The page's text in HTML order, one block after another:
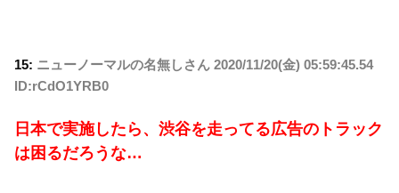
15: ニューノーマルの名無しさん 2020/11/20(金) 05:59:45.54
ID:rCdO1YRB0
日本で実施したら、渋谷を走ってる広告のトラック
は困るだろうな…